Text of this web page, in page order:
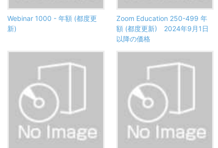
Webinar 1000 - 年額 (都度更
新)
Zoom Education 250-499 年
額 (都度更新) 2024年9月1日
以降の価格